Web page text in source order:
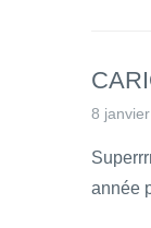
8
année